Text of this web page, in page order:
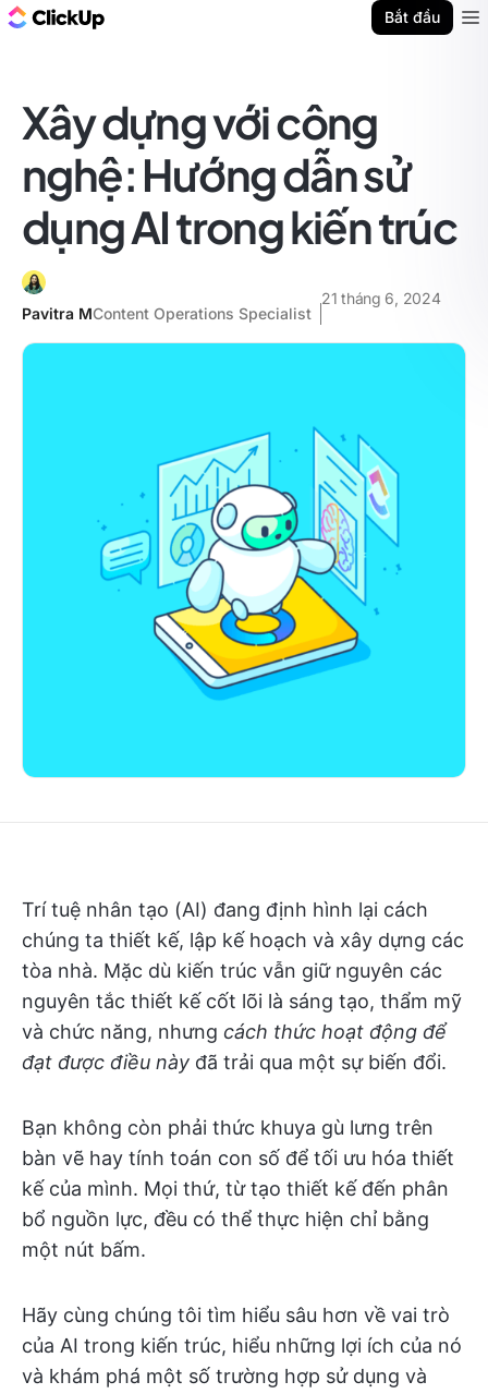
Bắt đầu
Xây dựng với công
nghệ: Hướng dẫn sử
dụng AI trong kiến trúc
Pavitra MContent Operations Specialist
21 tháng 6, 2024
Trí tuệ nhân tạo (AI) đang định hình lại cách
chúng ta thiết kế, lập kế hoạch và xây dựng các
tòa nhà. Mặc dù kiến trúc vẫn giữ nguyên các
nguyên tắc thiết kế cốt lõi là sáng tạo, thẩm mỹ
và chức năng, nhưng cách thức hoạt động để
đạt được điều này đã trải qua một sự biến đổi.
Bạn không còn phải thức khuya gù lưng trên
bàn vẽ hay tính toán con số để tối ưu hóa thiết
kế của mình. Mọi thứ, từ tạo thiết kế đến phân
bổ nguồn lực, đều có thể thực hiện chỉ bằng
một nút bấm.
Hãy cùng chúng tôi tìm hiểu sâu hơn về vai trò
của AI trong kiến trúc, hiểu những lợi ích của nó
và khám phá một số trường hợp sử dụng và